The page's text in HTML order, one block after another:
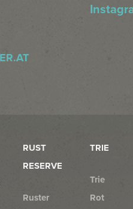
RUST
RESERVE
Ruster
TRIE
Trie
Rot